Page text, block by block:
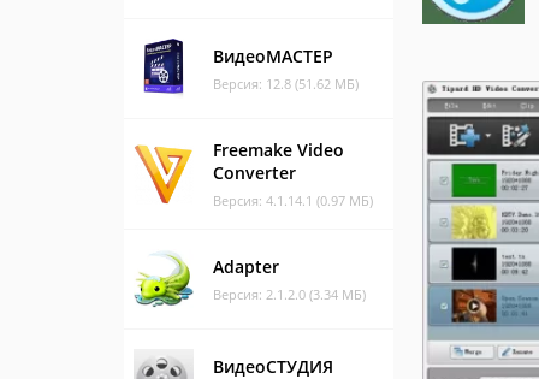
ВидеоМАСТЕР
Версия: 12.8 (51.62 МБ)
Freemake Video
Converter
Версия: 4.1.14.1 (0.97 МБ)
Adapter
Версия: 2.1.2.0 (3.34 МБ)
ВидеоСТУДИЯ